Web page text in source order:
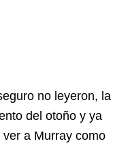
no leyeron, la
del otoño y ya
a Murray como